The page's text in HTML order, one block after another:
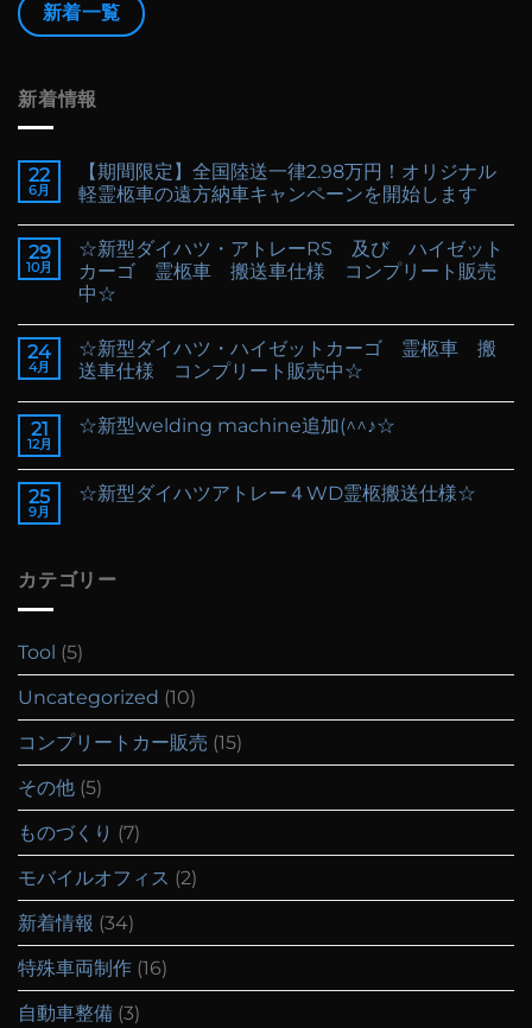
新着一覧
新着情報
22
6月
【期間限定】全国陸送一律2.98万円！オリジナル
軽霊柩車の遠方納車キャンペーンを開始します
29
10月
☆新型ダイハツ・アトレーRS 及び ハイゼット
カーゴ 霊柩車 搬送車仕様 コンプリート販売
中☆
24
4月
☆新型ダイハツ・ハイゼットカーゴ 霊柩車 搬
送車仕様 コンプリート販売中☆
21
12月
☆新型welding machine追加(^^♪☆
25
9月
☆新型ダイハツアトレー４WD霊柩搬送仕様☆
カテゴリー
Tool (5)
Uncategorized (10)
コンプリートカー販売 (15)
その他 (5)
ものづくり (7)
モバイルオフィス (2)
新着情報 (34)
特殊車両制作 (16)
自動車整備 (3)